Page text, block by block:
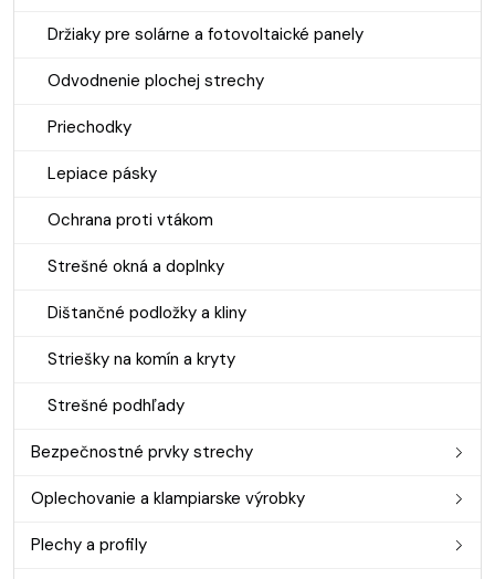
Držiaky pre solárne a fotovoltaické panely
Odvodnenie plochej strechy
Priechodky
Lepiace pásky
Ochrana proti vtákom
Strešné okná a doplnky
Dištančné podložky a kliny
Striešky na komín a kryty
Strešné podhľady
Bezpečnostné prvky strechy
Oplechovanie a klampiarske výrobky
Plechy a profily